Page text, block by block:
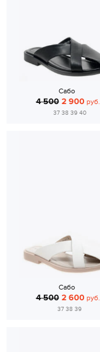
Сабо
4 500 2 900руб.
37 38 39 40
Сабо
4 500 2 600руб.
37 38 39